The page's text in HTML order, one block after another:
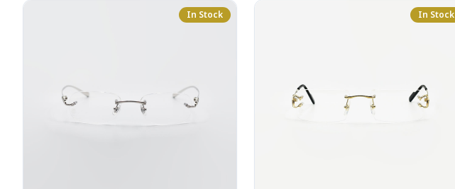
In Stock In Stock